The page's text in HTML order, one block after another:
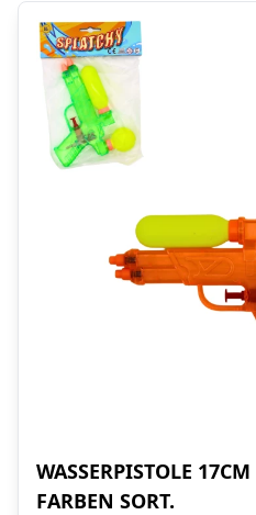
WASSERPISTOLE
FARBEN SORT.